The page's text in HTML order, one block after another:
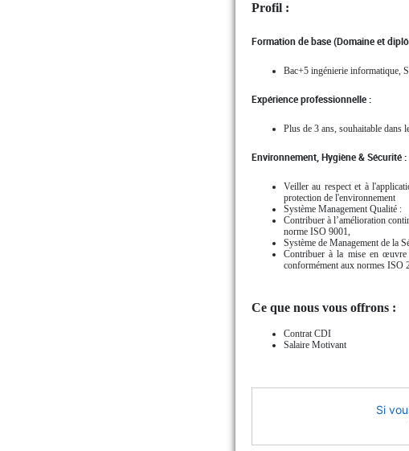
Profil :
Formation de base (Domaine et
Bac+5 ingénierie informatique,
Expérience professionnelle :
Plus de 3 ans, souhaitable dans
Environnement, Hygiène & Sécurité :
Veiller au respect et à
protection de l'environnement
Système Management Qualité :
Contribuer à l’amélioration
norme ISO 9001,
Système de Management de la
Contribuer à la mise en
conformément aux normes ISO
Ce que nous vous offrons :
Contrat CDI
Salaire Motivant
Si